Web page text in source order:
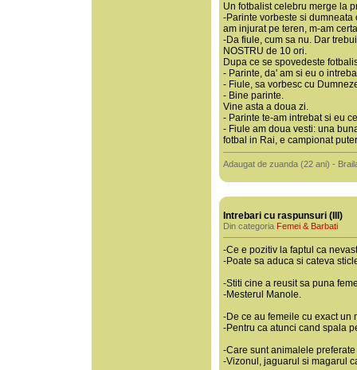
Un fotbalist celebru merge la
-Parinte vorbeste si
am injurat pe teren, m-am
-Da fiule, cum sa nu. Dar
NOSTRU de 10 ori.
Dupa ce se spovedeste
- Parinte, da' am si eu o
- Fiule, sa vorbesc cu
- Bine parinte.
Vine asta a doua zi.
- Parinte te-am intrebat si eu
- Fiule am doua vesti: una
fotbal in Rai, e campionat
Adaugat de zuanda (22 ani) -
Intrebari cu raspunsuri (III)
Din categoria Femei & Barbati
-Ce e pozitiv la faptul ca
-Poate sa aduca si cateva
-Stiti cine a reusit sa puna
-Mesterul Manole.
-De ce au femeile cu exact un
-Pentru ca atunci cand spala
-Care sunt animalele
-Vizonul, jaguarul si magarul